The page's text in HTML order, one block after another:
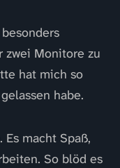
zwei Monitore zu
hat mich so
habe.
macht Spaß,
So blöd es